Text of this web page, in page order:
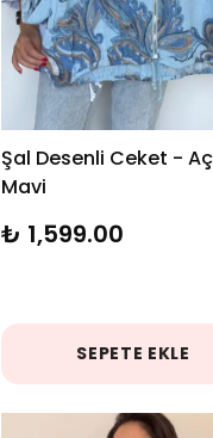
Şal Desenli Ceket -
Mavi
₺ 1,599.00
SEPETE EKLE